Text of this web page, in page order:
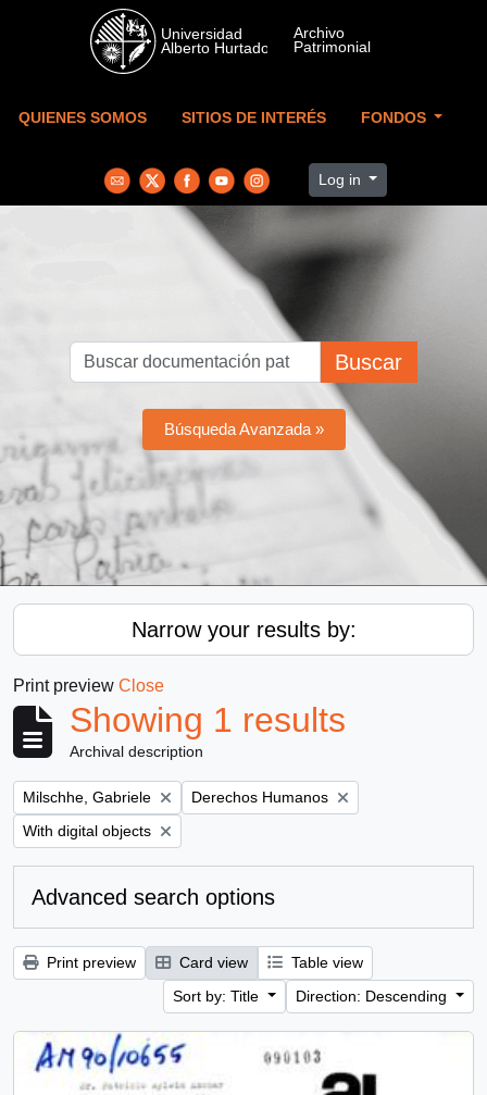
Skip to main content
QUIENES SOMOS SITIOS DE INTERÉS FONDOS
Log in
Buscar
Búsqueda Avanzada »
Narrow your results by:
Print preview Close
Showing 1 results
Archival description
Remove filter:
Milschhe, Gabriele Remove filter:
Derechos Humanos
Remove filter:
With digital objects
Advanced search options
Print preview Card view
Table view
Sort by: Title
Direction: Descending